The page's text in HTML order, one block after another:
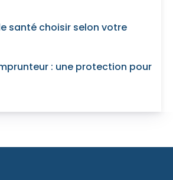
santé choisir selon votre
: une protection pour